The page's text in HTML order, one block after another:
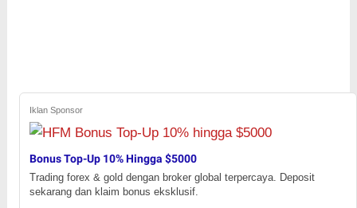
Iklan Sponsor
Bonus Top-Up 10% Hingga $5000
Trading forex & gold dengan broker global terpercaya. Deposit
sekarang dan klaim bonus eksklusif.